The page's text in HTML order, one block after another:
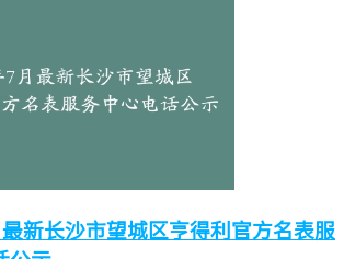
新长沙市望城区亨得利官方名表服